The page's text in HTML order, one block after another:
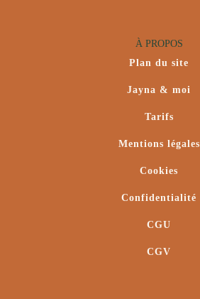
À PROPOS
Plan du site
Jayna & moi
Tarifs
Mentions légales
Cookies
Confidentialité
CGU
CGV